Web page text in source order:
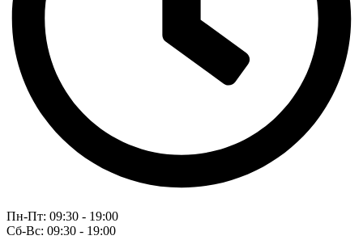
Пн-Пт: 09:30 - 19:00
Сб-Вс: 09:30 - 19:00